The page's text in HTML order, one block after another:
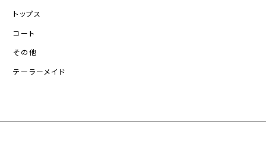
トップス
コート
その他
テーラーメイド